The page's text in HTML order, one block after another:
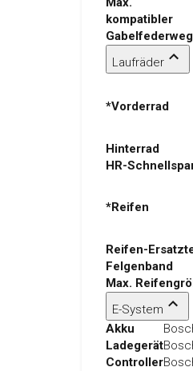
kompatibler
Gabelfederweg
Laufräder
*Vorderrad
Hinterrad
HR-
*Reifen
Reifen-
Felgenband
Max.
E-System
Akku
Ladegerät
Controller